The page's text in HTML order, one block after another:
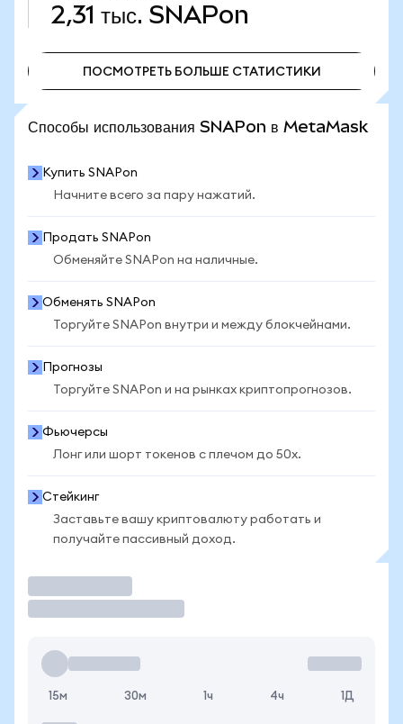
2,31 тыс. SNAPon
ПОСМОТРЕТЬ БОЛЬШЕ СТАТИСТИКИ
Способы использования SNAPon в MetaMask
Купить SNAPon
Начните всего за пару нажатий.
Продать SNAPon
Обменяйте SNAPon на наличные.
Обменять SNAPon
Торгуйте SNAPon внутри и между блокчейнами.
Прогнозы
Торгуйте SNAPon и на рынках криптопрогнозов.
Фьючерсы
Лонг или шорт токенов с плечом до 50x.
Стейкинг
Заставьте вашу криптовалюту работать и
получайте пассивный доход.
15м 30м 1ч 4ч 1Д